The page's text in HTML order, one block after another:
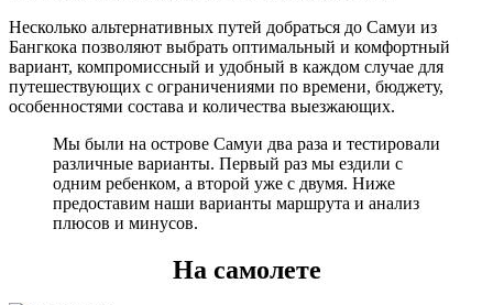
Несколько альтернативных путей добраться до Самуи из
Бангкока позволяют выбрать оптимальный и комфортный
вариант, компромиссный и удобный в каждом случае для
путешествующих с ограничениями по времени, бюджету,
особенностями состава и количества выезжающих.
Мы были на острове Самуи два раза и тестировали
различные варианты. Первый раз мы ездили с
одним ребенком, а второй уже с двумя. Ниже
предоставим наши варианты маршрута и анализ
плюсов и минусов.
На самолете